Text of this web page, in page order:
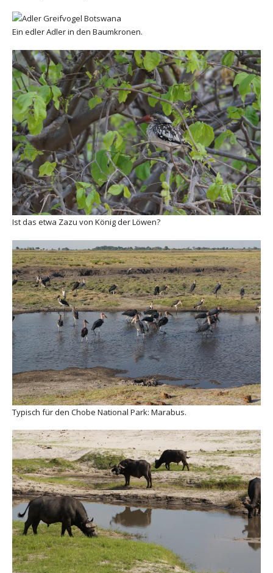
Ein edler Adler in den Baumkronen.
Ist das etwa Zazu von König der Löwen?
Typisch für den Chobe National Park: Marabus.